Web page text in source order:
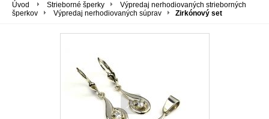
Úvod Strieborné šperky
Výpredaj nerhodiovaných strieborných
šperkov
Výpredaj nerhodiovaných súprav Zirkónový set